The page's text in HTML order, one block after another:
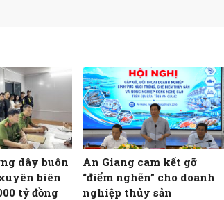
dây buôn
biên
tỷ đồng
An Giang cam kết gỡ
“điểm nghẽn” cho doanh
nghiệp thủy sản